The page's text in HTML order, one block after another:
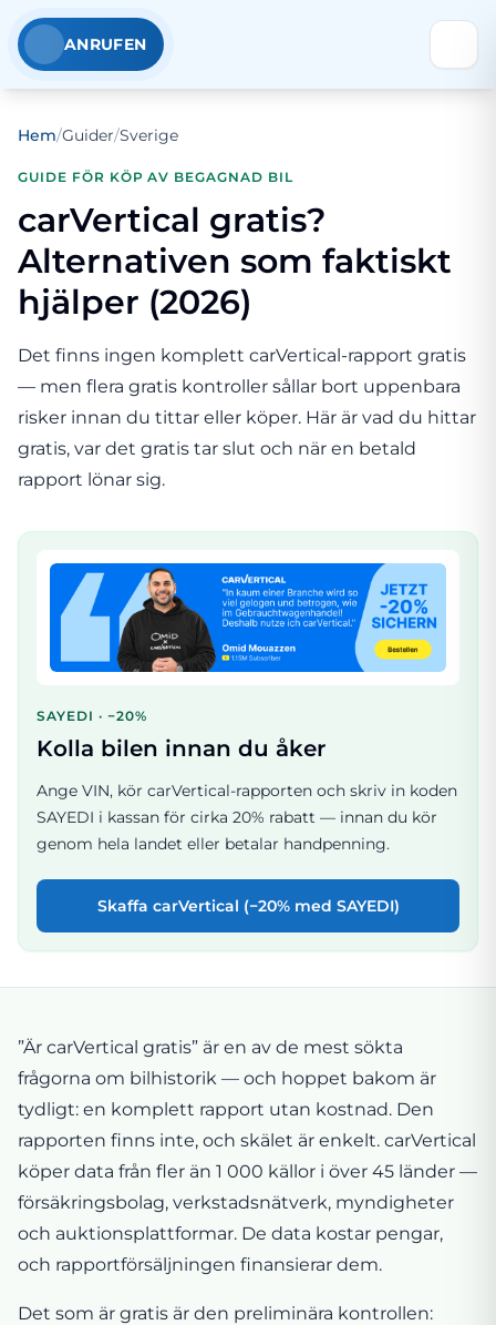
ANRUFEN
Hem/Guider/Sverige
GUIDE FÖR KÖP AV BEGAGNAD BIL
carVertical gratis?
Alternativen som faktiskt
hjälper (2026)
Det finns ingen komplett carVertical-rapport gratis
— men flera gratis kontroller sållar bort uppenbara
risker innan du tittar eller köper. Här är vad du hittar
gratis, var det gratis tar slut och när en betald
rapport lönar sig.
SAYEDI · −20%
Kolla bilen innan du åker
Ange VIN, kör carVertical-rapporten och skriv in koden
SAYEDI i kassan för cirka 20% rabatt — innan du kör
genom hela landet eller betalar handpenning.
Skaffa carVertical (−20% med SAYEDI)
”Är carVertical gratis” är en av de mest sökta
frågorna om bilhistorik — och hoppet bakom är
tydligt: en komplett rapport utan kostnad. Den
rapporten finns inte, och skälet är enkelt. carVertical
köper data från fler än 1 000 källor i över 45 länder —
försäkringsbolag, verkstadsnätverk, myndigheter
och auktionsplattformar. De data kostar pengar,
och rapportförsäljningen finansierar dem.
Det som är gratis är den preliminära kontrollen: